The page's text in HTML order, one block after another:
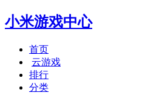
小米游戏中心
首页
云游戏
排行
分类